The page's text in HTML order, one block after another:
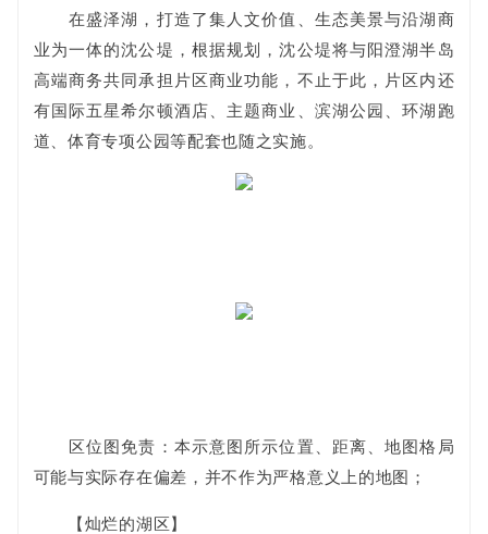
在盛泽湖，打造了集人文价值、生态美景与沿湖商
业为一体的沈公堤，根据规划，沈公堤将与阳澄湖半岛
高端商务共同承担片区商业功能，不止于此，片区内还
有国际五星希尔顿酒店、主题商业、滨湖公园、环湖跑
道、体育专项公园等配套也随之实施。
区位图免责：本示意图所示位置、距离、地图格局
可能与实际存在偏差，并不作为严格意义上的地图；
【灿烂的湖区】